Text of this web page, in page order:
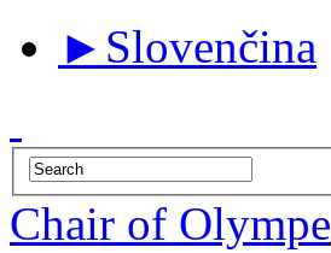
► Slovenčina
Chair of Olympe